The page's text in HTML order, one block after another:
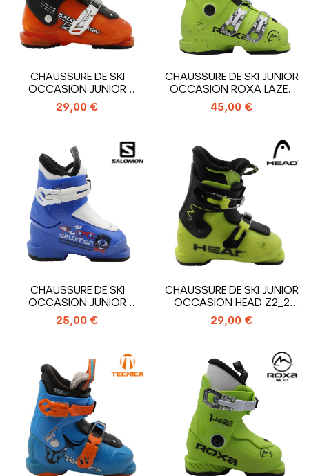
CHAUSSURE DE SKI
OCCASION JUNIOR
SALOMON T2_2
CROCHETS
29,00 €
CHAUSSURE DE SKI JUNIOR
OCCASION ROXA LAZER
3_3...
45,00 €
CHAUSSURE DE SKI
OCCASION JUNIOR
SALOMON T1_1 CROCHET
25,00 €
CHAUSSURE DE SKI JUNIOR
OCCASION HEAD Z2_2
CROCHETS
29,00 €